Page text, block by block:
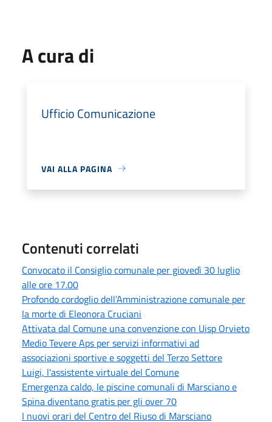
A cura di
Ufficio Comunicazione
VAI ALLA PAGINA
Contenuti correlati
Convocato il Consiglio comunale per giovedì 30 luglio
alle ore 17.00
Profondo cordoglio dell’Amministrazione comunale per
la morte di Eleonora Cruciani
Attivata dal Comune una convenzione con Uisp Orvieto
Medio Tevere Aps per servizi informativi ad
associazioni sportive e soggetti del Terzo Settore
Luigi, l'assistente virtuale del Comune
Emergenza caldo, le piscine comunali di Marsciano e
Spina diventano gratis per gli over 70
I nuovi orari del Centro del Riuso di Marsciano